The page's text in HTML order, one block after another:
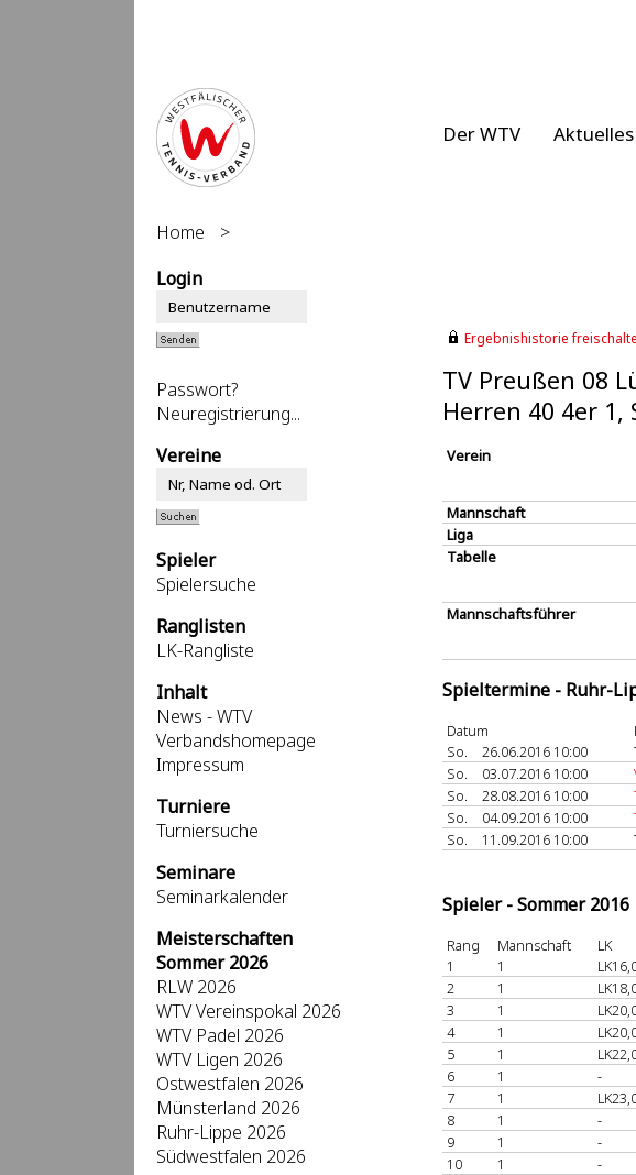
Der WTV Aktuelles
Home
>
Login
Passwort?
Neuregistrierung...
Vereine
Spieler
Spielersuche
Ranglisten
LK-Rangliste
Inhalt
News - WTV
Verbandshomepage
Impressum
Turniere
Turniersuche
Seminare
Seminarkalender
Meisterschaften
Sommer 2026
RLW 2026
WTV Vereinspokal 2026
WTV Padel 2026
WTV Ligen 2026
Ostwestfalen 2026
Münsterland 2026
Ruhr-Lippe 2026
Südwestfalen 2026
Ergebnishistorie
TV Preußen 08
Herren 40 4er 1,
Verein
Mannschaft
Liga
Tabelle
Mannschaftsführer
Spieltermine - Ruhr-
Datum
So.
26.06.2016 10:00
So.
03.07.2016 10:00
So.
28.08.2016 10:00
So.
04.09.2016 10:00
So.
11.09.2016 10:00
Spieler - Sommer 2016
Rang Mannschaft LK
1
1
2
1
3
1
4
1
5
1
6
1 -
7
1
8
1 -
9
1 -
10
1 -